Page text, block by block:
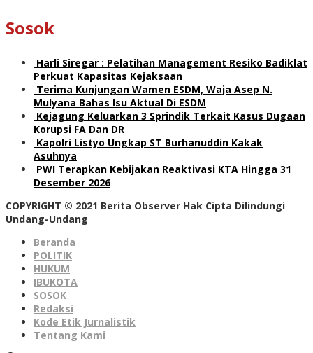
Sosok
Harli Siregar : Pelatihan Management Resiko Badiklat
Perkuat Kapasitas Kejaksaan
Terima Kunjungan Wamen ESDM, Waja Asep N.
Mulyana Bahas Isu Aktual Di ESDM
Kejagung Keluarkan 3 Sprindik Terkait Kasus Dugaan
Korupsi FA Dan DR
Kapolri Listyo Ungkap ST Burhanuddin Kakak
Asuhnya
PWI Terapkan Kebijakan Reaktivasi KTA Hingga 31
Desember 2026
COPYRIGHT © 2021 Berita Observer Hak Cipta Dilindungi
Undang-Undang
Beranda
POLITIK
HUKUM
IBUKOTA
SOSOK
Redaksi
Kode Etik Jurnalistik
Tentang Kami